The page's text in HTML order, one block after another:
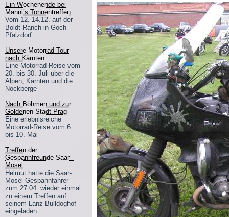
Ein Wochenende bei
Manni’s Tonnentreffen
Vom 12.-14.12. auf der
Boldt-Ranch in Goch-
Pfalzdorf
Unsere Motorrad-Tour
nach Kärnten
Eine Motorrad-Reise vom
20. bis 30. Juli über die
Alpen, Kärnten und die
Nockberge
Nach Böhmen und zur
Goldenen Stadt Prag
Eine erlebnisreiche
Motorrad-Reise vom 6.
bis 10. Mai
Treffen der
Gespannfreunde Saar -
Mosel
Helmut hatte die Saar-
Mosel-Gespannfahrer
zum 27.04. wieder einmal
zu einem Treffen auf
seinem Lanz Bulldoghof
eingeladen